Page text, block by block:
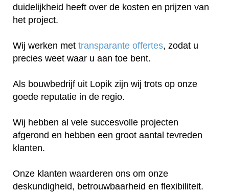
duidelijkheid heeft over de kosten en prijzen van
het project.
Wij werken met transparante offertes, zodat u
precies weet waar u aan toe bent.
Als bouwbedrijf uit Lopik zijn wij trots op onze
goede reputatie in de regio.
Wij hebben al vele succesvolle projecten
afgerond en hebben een groot aantal tevreden
klanten.
Onze klanten waarderen ons om onze
deskundigheid, betrouwbaarheid en flexibiliteit.